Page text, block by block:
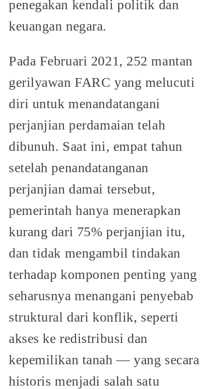
penegakan kendali politik dan
keuangan negara.
Pada Februari 2021, 252 mantan
gerilyawan FARC yang melucuti
diri untuk menandatangani
perjanjian perdamaian telah
dibunuh. Saat ini, empat tahun
setelah penandatanganan
perjanjian damai tersebut,
pemerintah hanya menerapkan
kurang dari 75% perjanjian itu,
dan tidak mengambil tindakan
terhadap komponen penting yang
seharusnya menangani penyebab
struktural dari konflik, seperti
akses ke redistribusi dan
kepemilikan tanah — yang secara
historis menjadi salah satu